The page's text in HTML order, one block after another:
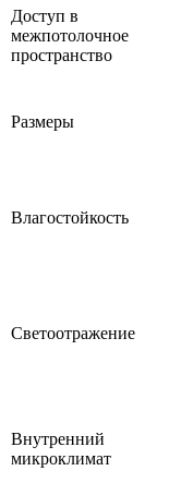
Доступ в
межпотолочное
пространство
Размеры
Влагостойкость
Светоотражение
Внутренний
микроклимат